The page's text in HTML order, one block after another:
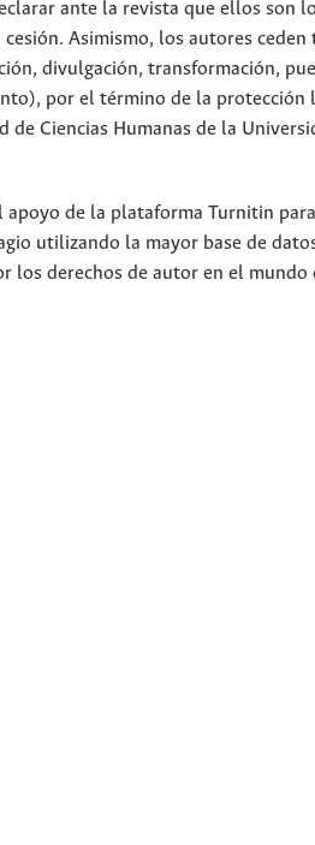
ante la revista que ellos son
Asimismo, los autores
divulgación, transformación,
por el término de la protección
de Ciencias Humanas de la
apoyo de la plataforma Turnitin
utilizando la mayor base de
los derechos de autor en el mundo